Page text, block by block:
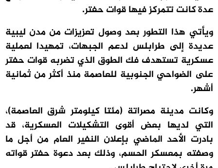
عدة كانت تتمركز فيها قوات حفتر.
ويأتي هذا التطور بعد وصول تعزيزات من مدن ليبية
عديدة إلى طرابلس لدعم الجبهات، تمهيدا لعملية
عسكرية تستهدف فك الطوق الذي تضربه قوات حفتر
على الضواحي الجنوبية للعاصمة منذ أكثر من ثمانية
أشهر.
وكانت مدينة مصراتة (مئتا كيلومتر شرق العاصمة)،
التي لديها بعض أقوى التشكيلات العسكرية، قد
بادرت الأحد الماضي بإعلان النفير العام من أجل ما
وصفته بمعسكر الحسم، وذلك بعد دعوة حفتر قواته